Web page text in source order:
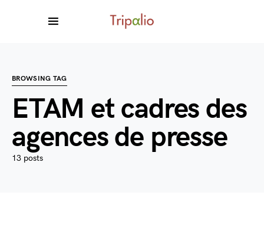
BROWSING TAG
ETAM et cadres des
agences de presse
13 posts